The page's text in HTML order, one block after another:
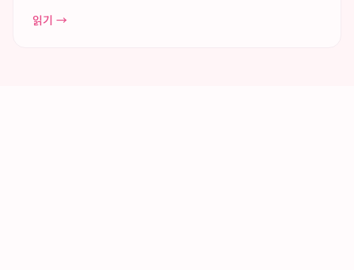
임플란트 수술의 안정성을 극대화하며, 분과별 13인 협진 시스템
읽기 →